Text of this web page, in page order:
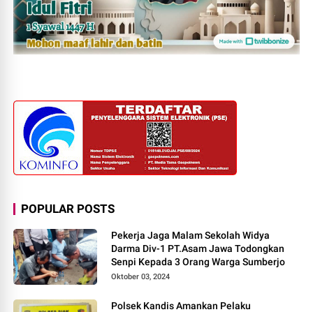
POPULAR POSTS
Pekerja Jaga Malam Sekolah Widya
Darma Div-1 PT.Asam Jawa Todongkan
Senpi Kepada 3 Orang Warga Sumberjo
Oktober 03, 2024
Polsek Kandis Amankan Pelaku